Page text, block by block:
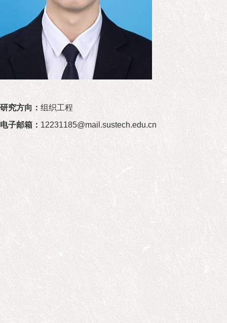
研究方向： 组织工程
电子邮箱 ： 12231185@mail.sustech.edu.cn